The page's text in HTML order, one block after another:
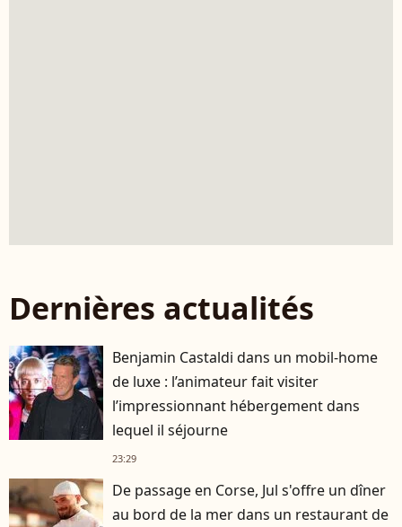
Dernières actualités
Benjamin Castaldi dans un mobil-home
de luxe : l’animateur fait visiter
l’impressionnant hébergement dans
lequel il séjourne
23:29
De passage en Corse, Jul s'offre un dîner
au bord de la mer dans un restaurant de